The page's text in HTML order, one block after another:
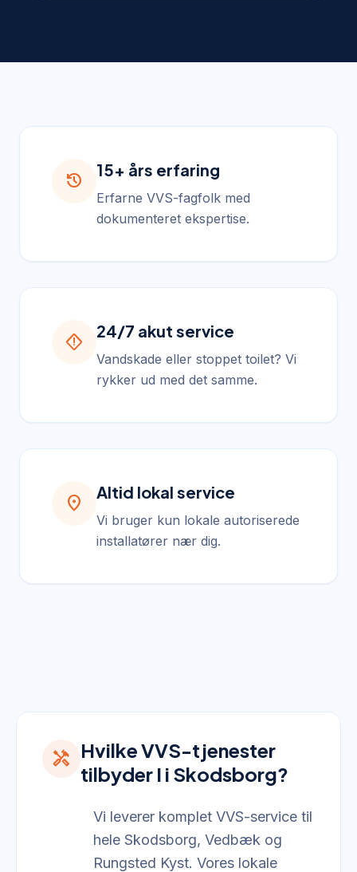
history
15+ års erfaring
Erfarne VVS-fagfolk med
dokumenteret ekspertise.
emergency_home
24/7 akut service
Vandskade eller stoppet toilet? Vi
rykker ud med det samme.
location_on
Altid lokal service
Vi bruger kun lokale autoriserede
installatører nær dig.
handyman Hvilke VVS-tjenester
tilbyder I i Skodsborg?
Vi leverer komplet VVS-service til
hele Skodsborg, Vedbæk og
Rungsted Kyst. Vores lokale